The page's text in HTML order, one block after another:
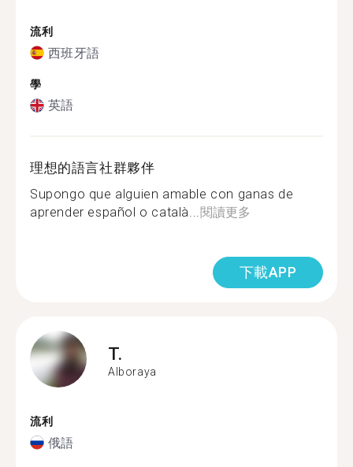
流利
西班牙語
學
英語
理想的語言社群夥伴
Supongo que alguien amable con ganas de
aprender español o català...閱讀更多
下載APP
T.
Alboraya
流利
俄語